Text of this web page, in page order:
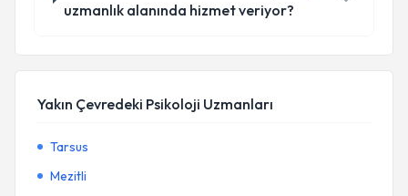
uzmanlık alanında hizmet veriyor?
Yakın Çevredeki Psikoloji Uzmanları
Tarsus
Mezitli